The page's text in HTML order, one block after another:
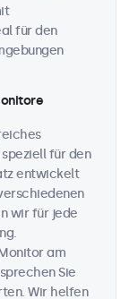
für den
für den
entwickelt
wir für jede
am
Sie
Wir helfen